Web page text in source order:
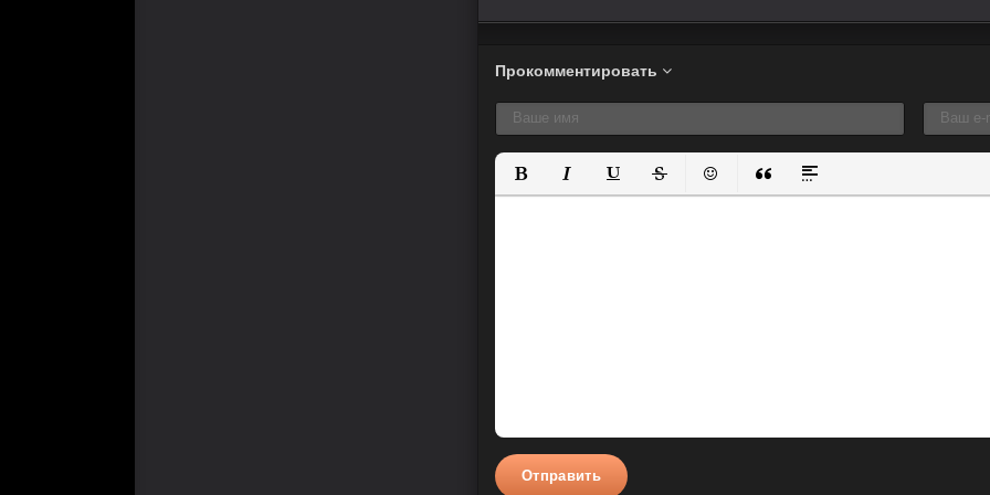
Прокомментировать
Полужирный
КурсивПодчеркнутый
ЗачеркнутыйВставить смайлик
Вставка цитаты
Вставка спойлера
Отправить